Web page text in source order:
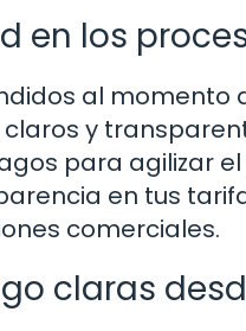
en los
al momento
y
para agilizar
en tus
comerciales.
claras